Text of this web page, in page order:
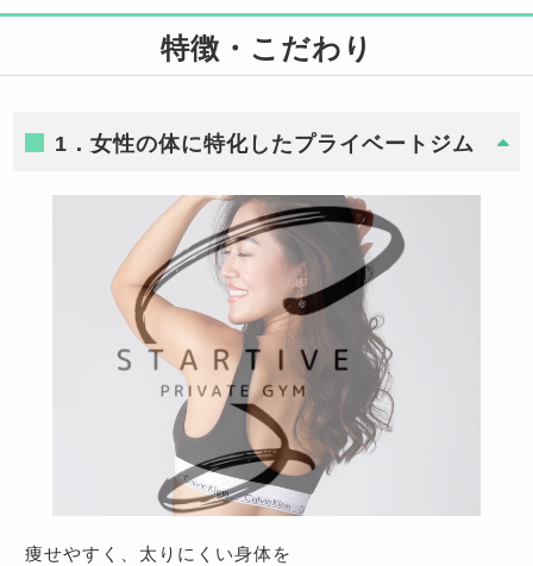
特徴・こだわり
1．女性の体に特化したプライベートジム
痩せやすく、太りにくい身体を